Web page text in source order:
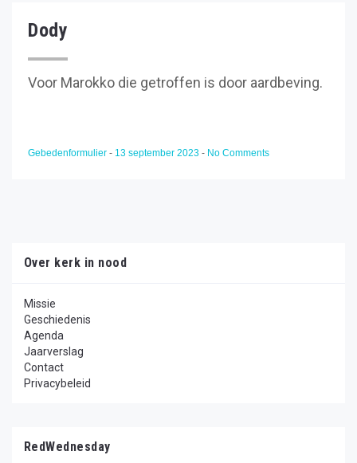
Dody
Voor Marokko die getroffen is door aardbeving.
Gebedenformulier - 13 september 2023 - No Comments
Over kerk in nood
Missie
Geschiedenis
Agenda
Jaarverslag
Contact
Privacybeleid
RedWednesday